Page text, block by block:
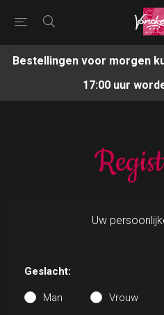
Bestellingen voor morgen
17:00 uur
Uw
Geslacht:
Man Vrouw